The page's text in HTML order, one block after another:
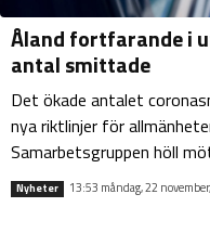
Åland fortfarande i
antal smittade
Det ökade antalet
nya riktlinjer för
Samarbetsgruppen höll
Nyheter 13:53 måndag, 22